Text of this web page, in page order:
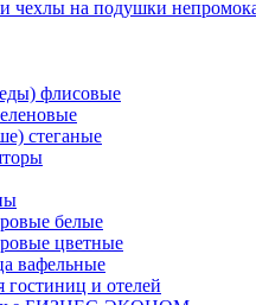
чехлы на подушки
флисовые
стеганые
белые
цветные
вафельные
гостиниц и отелей